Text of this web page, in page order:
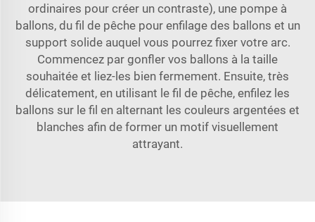
ordinaires pour créer un contraste), une pompe à
ballons, du fil de pêche pour enfilage des ballons et un
support solide auquel vous pourrez fixer votre arc.
Commencez par gonfler vos ballons à la taille
souhaitée et liez-les bien fermement. Ensuite, très
délicatement, en utilisant le fil de pêche, enfilez les
ballons sur le fil en alternant les couleurs argentées et
blanches afin de former un motif visuellement
attrayant.